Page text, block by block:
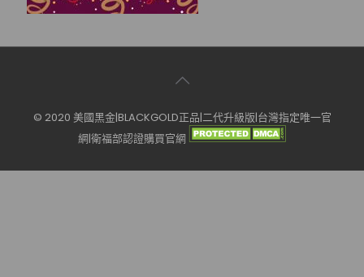
© 2020 美國黑金|BLACKGOLD正品|二代升級版|台灣指定唯一官
網|衛福部認證購買官網